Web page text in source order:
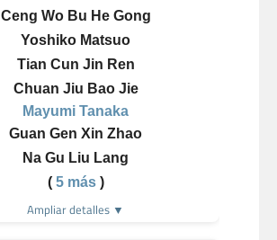
Ceng Wo Bu He Gong
Yoshiko Matsuo
Tian Cun Jin Ren
Chuan Jiu Bao Jie
Mayumi Tanaka
Guan Gen Xin Zhao
Na Gu Liu Lang
( 5 más)
Ampliar detalles ▼